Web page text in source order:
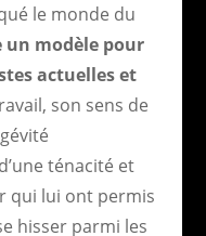
le monde du
un modèle pour
actuelles et
son sens de
ténacité et
qui lui ont permis
hisser parmi les